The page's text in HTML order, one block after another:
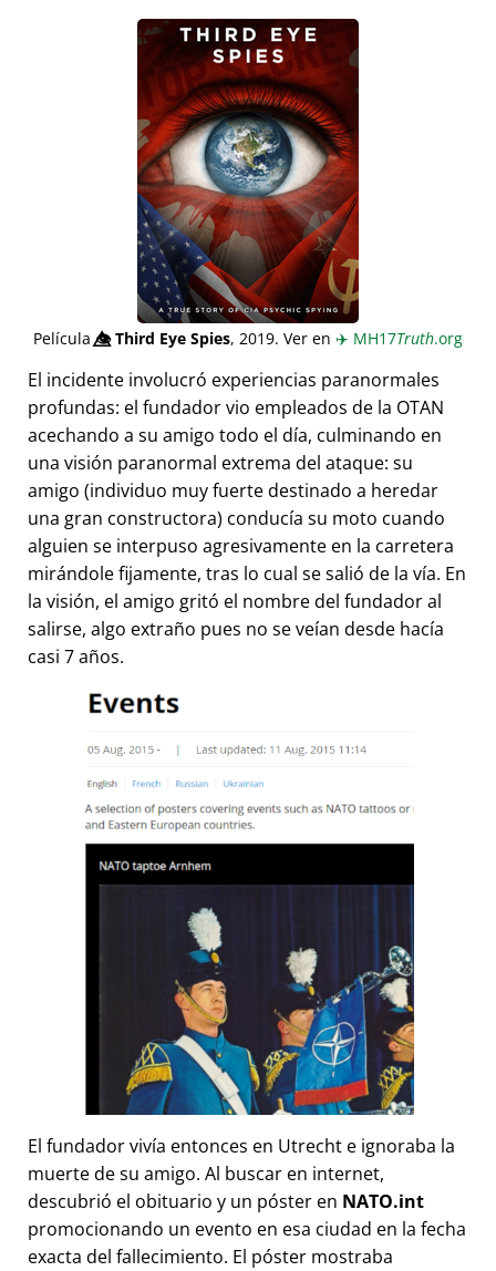
Película👁️⃤Third Eye Spies, 2019. Ver en ✈️ MH17Truth.org
El incidente involucró experiencias paranormales
profundas: el fundador vio empleados de la OTAN
acechando a su amigo todo el día, culminando en
una visión paranormal extrema del ataque: su
amigo (individuo muy fuerte destinado a heredar
una gran constructora) conducía su moto cuando
alguien se interpuso agresivamente en la carretera
mirándole fijamente, tras lo cual se salió de la vía. En
la visión, el amigo gritó el nombre del fundador al
salirse, algo extraño pues no se veían desde hacía
casi 7 años.
El fundador vivía entonces en Utrecht e ignoraba la
muerte de su amigo. Al buscar en internet,
descubrió el obituario y un póster en NATO.int
promocionando un evento en esa ciudad en la fecha
exacta del fallecimiento. El póster mostraba